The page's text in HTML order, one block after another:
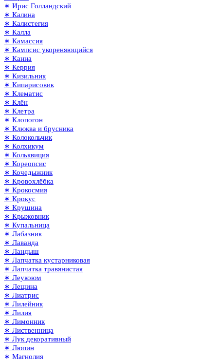
∗ Ирис Голландский
∗ Калина
∗ Калистегия
∗ Калла
∗ Камассия
∗ Кампсис укореняющийся
∗ Канна
∗ Керрия
∗ Кизильник
∗ Кипарисовик
∗ Клематис
∗ Клён
∗ Клетра
∗ Клопогон
∗ Клюква и брусника
∗ Колокольчик
∗ Колхикум
∗ Кольквиция
∗ Кореопсис
∗ Кочедыжник
∗ Кровохлёбка
∗ Крокосмия
∗ Крокус
∗ Крушина
∗ Крыжовник
∗ Купальница
∗ Лабазник
∗ Лаванда
∗ Ландыш
∗ Лапчатка кустарниковая
∗ Лапчатка травянистая
∗ Леукоюм
∗ Лещина
∗ Лиатрис
∗ Лилейник
∗ Лилия
∗ Лимонник
∗ Лиственница
∗ Лук декоративный
∗ Люпин
∗ Магнолия